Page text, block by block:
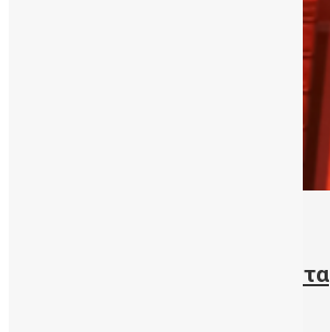
Εβδομάδα Ενημέρωσης για τα